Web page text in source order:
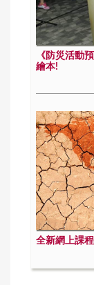
《防災活動
繪本!
全新網上課